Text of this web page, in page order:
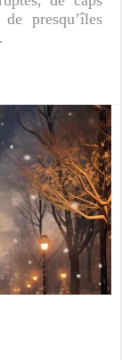
presqu’îles